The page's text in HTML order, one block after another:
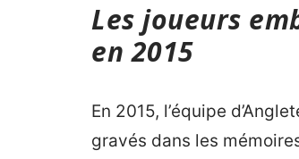
Les joueurs
en 2015
En 2015, l’équipe
gravés dans les